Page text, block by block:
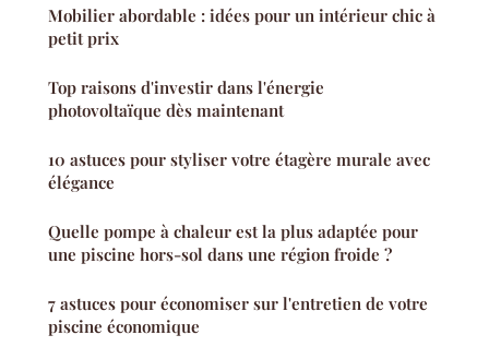
Mobilier abordable : idées pour un intérieur chic à
petit prix
Top raisons d'investir dans l'énergie
photovoltaïque dès maintenant
10 astuces pour styliser votre étagère murale avec
élégance
Quelle pompe à chaleur est la plus adaptée pour
une piscine hors-sol dans une région froide ?
7 astuces pour économiser sur l'entretien de votre
piscine économique